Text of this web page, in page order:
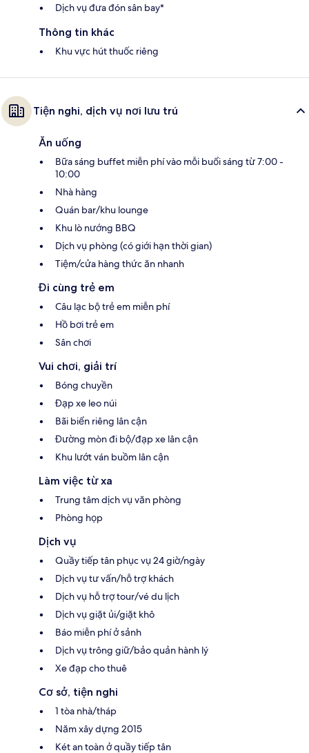
Dịch vụ đưa đón sân bay*
Thông tin khác
Khu vực hút thuốc riêng
Tiện nghi, dịch vụ nơi lưu trú
Ăn uống
Bữa sáng buffet miễn phí vào mỗi buổi sáng từ 7:00 -
10:00
Nhà hàng
Quán bar/khu lounge
Khu lò nướng BBQ
Dịch vụ phòng (có giới hạn thời gian)
Tiệm/cửa hàng thức ăn nhanh
Đi cùng trẻ em
Câu lạc bộ trẻ em miễn phí
Hồ bơi trẻ em
Sân chơi
Vui chơi, giải trí
Bóng chuyền
Đạp xe leo núi
Bãi biển riêng lân cận
Đường mòn đi bộ/đạp xe lân cận
Khu lướt ván buồm lân cận
Làm việc từ xa
Trung tâm dịch vụ văn phòng
Phòng họp
Dịch vụ
Quầy tiếp tân phục vụ 24 giờ/ngày
Dịch vụ tư vấn/hỗ trợ khách
Dịch vụ hỗ trợ tour/vé du lịch
Dịch vụ giặt ủi/giặt khô
Báo miễn phí ở sảnh
Dịch vụ trông giữ/bảo quản hành lý
Xe đạp cho thuê
Cơ sở, tiện nghi
1 tòa nhà/tháp
Năm xây dựng 2015
Két an toàn ở quầy tiếp tân